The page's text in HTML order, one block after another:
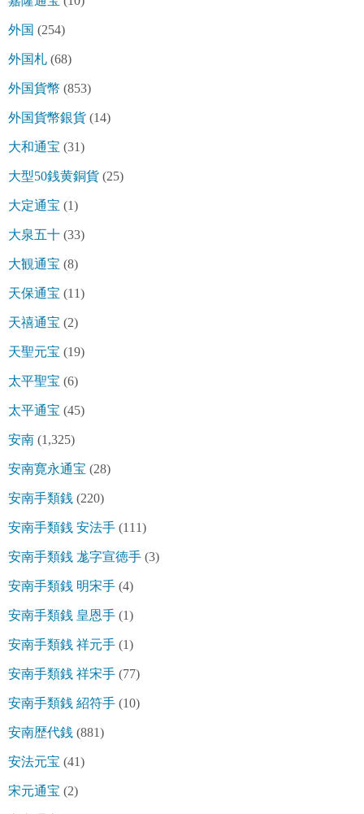
外国 (254)
外国札 (68)
外国貨幣 (853)
外国貨幣銀貨 (14)
大和通宝 (31)
大型50銭黄銅貨 (25)
大定通宝 (1)
大泉五十 (33)
大観通宝 (8)
天保通宝 (11)
天禧通宝 (2)
天聖元宝 (19)
太平聖宝 (6)
太平通宝 (45)
安南 (1,325)
安南寛永通宝 (28)
安南手類銭 (220)
安南手類銭 安法手 (111)
安南手類銭 尨字宣徳手 (3)
安南手類銭 明宋手 (4)
安南手類銭 皇恩手 (1)
安南手類銭 祥元手 (1)
安南手類銭 祥宋手 (77)
安南手類銭 紹符手 (10)
安南歴代銭 (881)
安法元宝 (41)
宋元通宝 (2)